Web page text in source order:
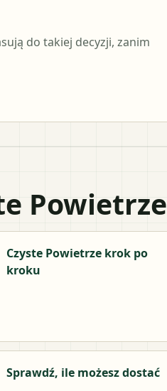
do takiej decyzji, zanim
Powietrze
Czyste Powietrze krok po
kroku
Sprawdź, ile możesz dostać